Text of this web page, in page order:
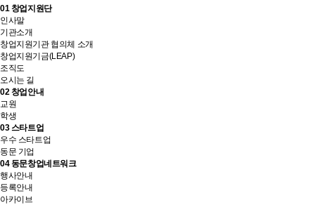
01창업지원단
인사말
기관소개
창업지원기관 협의체 소개
창업지원기금(LEAP)
조직도
오시는 길
02창업안내
교원
학생
03스타트업
우수 스타트업
동문 기업
04동문창업네트워크
행사안내
등록안내
아카이브